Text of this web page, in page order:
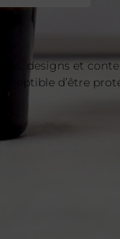
designs et
d’être